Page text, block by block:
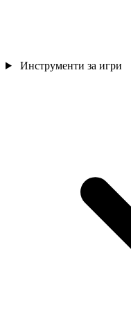
Инструменти за игри